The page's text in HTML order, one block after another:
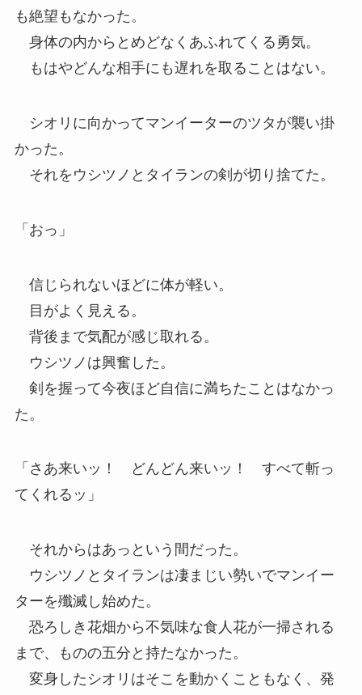
も絶望もなかった。
身体の内からとめどなくあふれてくる勇気。
もはやどんな相手にも遅れを取ることはない。
シオリに向かってマンイーターのツタが襲い掛
かった。
それをウシツノとタイランの剣が切り捨てた。
「おっ」
信じられないほどに体が軽い。
目がよく見える。
背後まで気配が感じ取れる。
ウシツノは興奮した。
剣を握って今夜ほど自信に満ちたことはなかっ
た。
「さあ来いッ！ どんどん来いッ！ すべて斬っ
てくれるッ」
それからはあっという間だった。
ウシツノとタイランは凄まじい勢いでマンイー
ターを殲滅し始めた。
恐ろしき花畑から不気味な食人花が一掃される
まで、ものの五分と持たなかった。
変身したシオリはそこを動かくこともなく、発